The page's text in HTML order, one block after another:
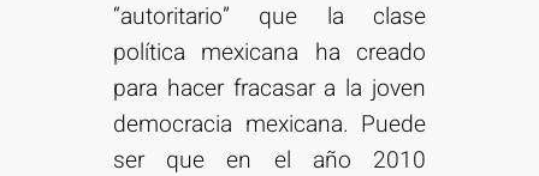
“autoritario” que la clase
política mexicana ha creado
para hacer fracasar a la joven
democracia mexicana. Puede
ser que en el año 2010